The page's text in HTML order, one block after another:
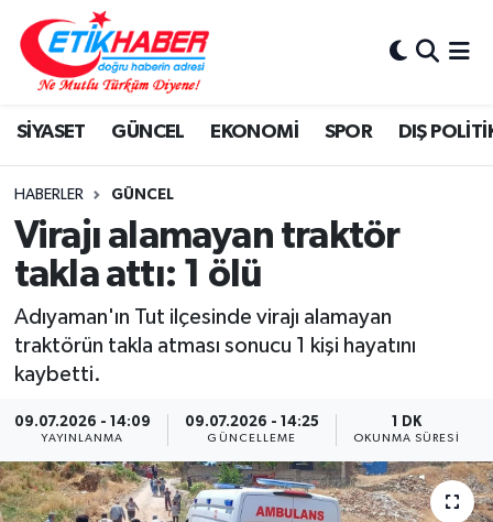
SİYASET GÜNCEL EKONOMİ SPOR DIŞ
HABERLER GÜNCEL
Virajı alamayan traktör
takla attı: 1 ölü
Adıyaman'ın Tut ilçesinde virajı alamayan
traktörün takla atması sonucu 1 kişi hayatını
kaybetti.
09.07.2026 - 14:09
YAYINLANMA
09.07.2026 - 14:25
GÜNCELLEME
1 DK
OKUNMA SÜRESI
BİLİM-TEKNOLOJİ
DIŞ POLİTİKA
DÜNYA
EĞİTİM GENÇLİK
EKONOMİ
KÖŞE YAZILARI
KÜLTÜR-SANAT-MAGAZİN
MEDYA
Nöbetçi Eczaneler
Hava Durumu
İstanbul Namaz Vakitleri
Trafik Durumu
Süper Lig Puan Durumu ve Fikstür
Tüm Manşetler
Son Dakika Haberleri
Haber Arşivi